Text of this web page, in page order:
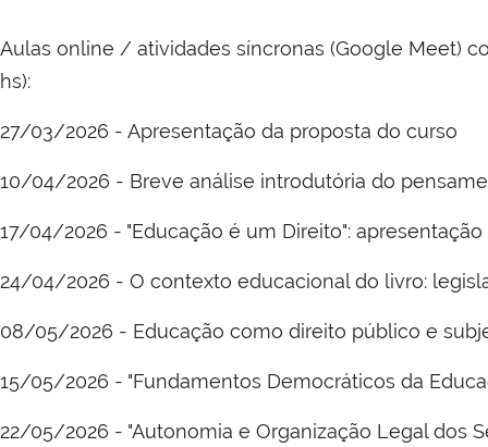
Aulas online / atividades síncronas (Google Meet)
hs):
27/03/2026 - Apresentação da proposta do curso
10/04/2026 - Breve análise introdutória do
17/04/2026 - "Educação é um Direito":
24/04/2026 - O contexto educacional do livro:
08/05/2026 - Educação como direito público e
15/05/2026 - "Fundamentos Democráticos da
22/05/2026 - "Autonomia e Organização Legal dos